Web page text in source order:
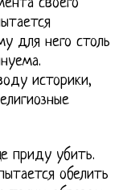
своего
для него столь
историки,
приду убить.
обелить